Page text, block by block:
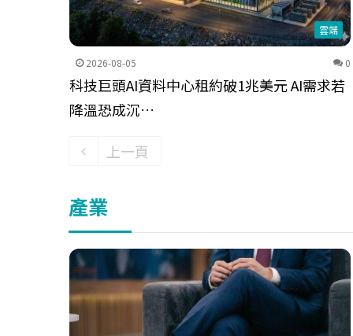
雲端
2026-08-05 0
科技巨頭AI資料中心租約破1兆美元 AI需求若
降溫恐成沉…
上一頁
產業